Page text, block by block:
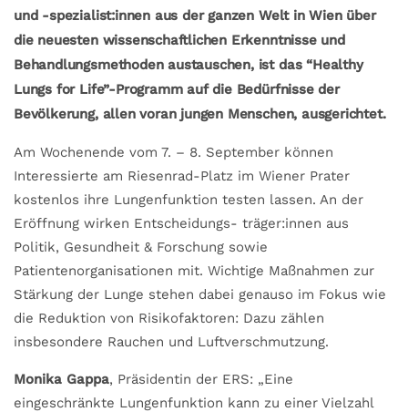
und -spezialist:innen aus der ganzen Welt in Wien über
die neuesten wissenschaftlichen Erkenntnisse und
Behandlungsmethoden austauschen, ist das “Healthy
Lungs for Life”-Programm auf die Bedürfnisse der
Bevölkerung, allen voran jungen Menschen, ausgerichtet.
Am Wochenende vom 7. – 8. September können
Interessierte am Riesenrad-Platz im Wiener Prater
kostenlos ihre Lungenfunktion testen lassen. An der
Eröffnung wirken Entscheidungs- träger:innen aus
Politik, Gesundheit & Forschung sowie
Patientenorganisationen mit. Wichtige Maßnahmen zur
Stärkung der Lunge stehen dabei genauso im Fokus wie
die Reduktion von Risikofaktoren: Dazu zählen
insbesondere Rauchen und Luftverschmutzung.
Monika Gappa, Präsidentin der ERS: „Eine
eingeschränkte Lungenfunktion kann zu einer Vielzahl